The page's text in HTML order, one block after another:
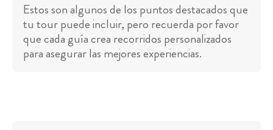
Estos son algunos de los puntos destacados que
tu tour puede incluir, pero recuerda por favor
que cada guía crea recorridos personalizados
para asegurar las mejores experiencias.